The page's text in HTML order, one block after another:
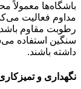
باشگاه‌ها معمولاً
مداوم فعالیت
رطوبت مقاوم
سنگین استفاده
داشته باشند.
نگهداری و